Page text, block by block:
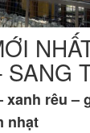
xanh rêu –
nhạt